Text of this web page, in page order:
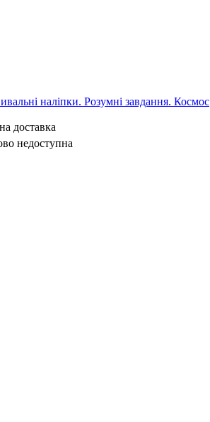
наліпки. Розумні завдання. Космос
доставка
недоступна